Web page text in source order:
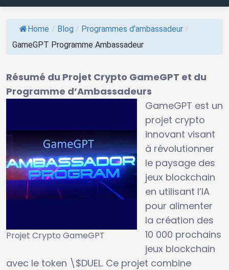
Home / Blog / Programmes d'ambassadeur /
GameGPT Programme Ambassadeur
Résumé du Projet Crypto GameGPT et du
Programme d’Ambassadeurs
Projet Crypto GameGPT
GameGPT est un
projet crypto
innovant visant
à révolutionner
le paysage des
jeux blockchain
en utilisant l’IA
pour alimenter
la création des
10 000 prochains
jeux blockchain
avec le token \$DUEL. Ce projet combine